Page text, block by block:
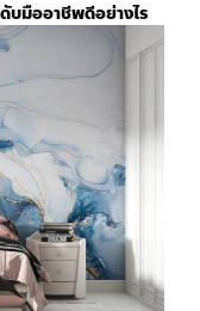
บมืออาชีพดีอย่างไร